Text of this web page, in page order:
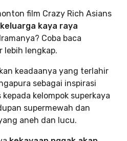
film Crazy Rich Asians
kaya raya
Coba baca
lebih lengkap.
keadaanya yang terlahir
sebagai inspirasi
kelompok superkaya
supermewah dan
aneh dan lucu.